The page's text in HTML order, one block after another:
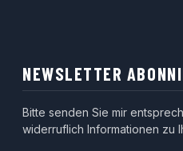
NEWSLETTER
Bitte senden Sie mir
widerruflich Informationen zu